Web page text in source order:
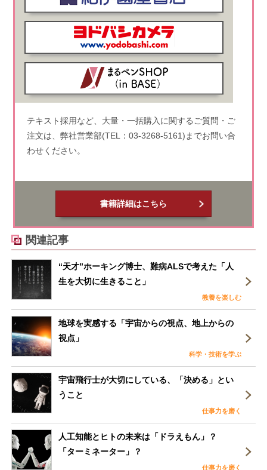
テキスト採用など、大量・一括購入に関するご質問・ご
注文は、弊社営業部(TEL：03-3268-5161)までお問い合
わせください。
書籍詳細はこちら
関連記事
“天才”ホーキング博士、難病ALSで考えた「人
生を大切に生きること」
教養を楽しむ
地球を実感する「宇宙からの視点、地上からの
視点」
科学・技術を学ぶ
宇宙飛行士が大切にしている、「決める」とい
うこと
仕事力を磨く
人工知能とヒトの未来は「ドラえもん」？
「ターミネーター」？
仕事力を磨く